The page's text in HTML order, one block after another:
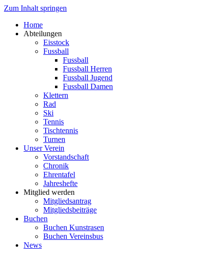
Zum Inhalt springen
Home
Abteilungen
Eisstock
Fussball
Fussball
Fussball Herren
Fussball Jugend
Fussball Damen
Klettern
Rad
Ski
Tennis
Tischtennis
Turnen
Unser Verein
Vorstandschaft
Chronik
Ehrentafel
Jahreshefte
Mitglied werden
Mitgliedsantrag
Mitgliedsbeiträge
Buchen
Buchen Kunstrasen
Buchen Vereinsbus
News